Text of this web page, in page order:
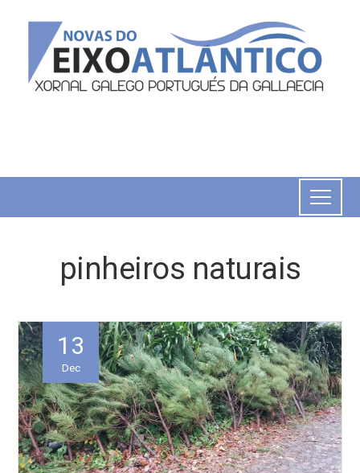
pinheiros naturais
13
Dec